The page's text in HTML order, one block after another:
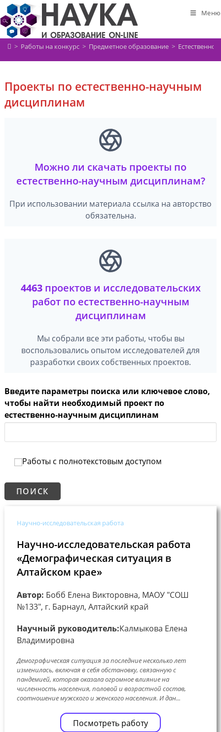
Перейти
к
содержимому
Меню
> Работы на конкурс > Предметное образование >
Проекты по естественно-научным
дисциплинам
Можно ли скачать проекты по
естественно-научным дисциплинам?
При использовании материала ссылка на авторство
обязательна.
4463проектов и исследовательских
работ по естественно-научным
дисциплинам
Мы собрали все эти работы, чтобы вы
воспользовались опытом исследователей для
разработки своих собственных проектов.
Введите параметры поиска или ключевое слово,
чтобы найти необходимый проект по
естественно-научным дисциплинам
Работы с полнотекстовым доступом
Научно-исследовательская работа
Научно-исследовательская работа
«Демографическая ситуация в
Алтайском крае»
Автор: Бобб Елена Викторовна, МАОУ "СОШ
№133", г. Барнаул, Алтайский край
Научный руководитель:Калмыкова Елена
Владимировна
Демографическая ситуация за последние несколько лет
изменилась, включая в себя обстановку, связанную с
пандемией, которая оказала огромное влияние на
численность населения, половой и возрастной состав,
соотношение мужского и женского населения. И дан...
Посмотреть работу